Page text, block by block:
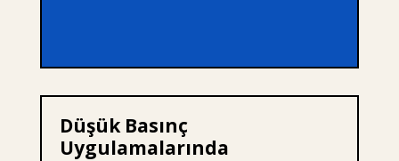
Düşük Basınç
Uygulamalarında